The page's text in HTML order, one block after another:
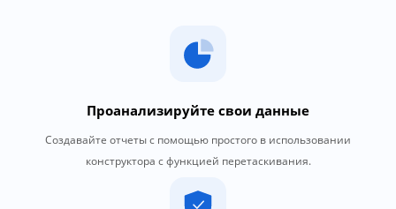
Проанализируйте свои данные
Создавайте отчеты с помощью простого в использовании
конструктора с функцией перетаскивания.